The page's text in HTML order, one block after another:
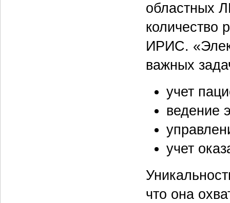
областных
количество
ИРИС.
важных
учет
ведение
учет
что она